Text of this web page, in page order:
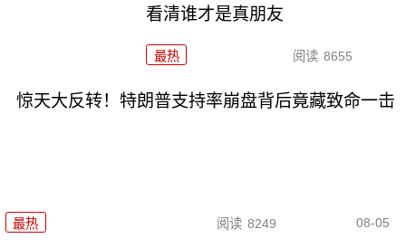
看清谁才是真朋友
最热 阅读 8655
惊天大反转！特朗普支持率崩盘背后竟藏致命一击
最热 阅读 8249 08-05